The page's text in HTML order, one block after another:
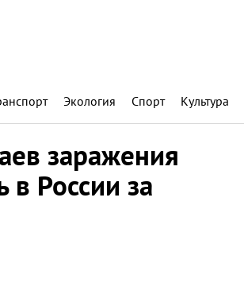
Экология Спорт Культура
заражения
в России за